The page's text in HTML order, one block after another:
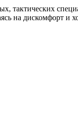
тактических
на дискомфорт и